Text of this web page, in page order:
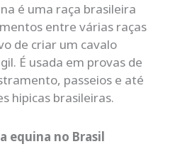
é uma raça brasileira
entre várias raças
de criar um cavalo
É usada em provas de
passeios e até
hipicas brasileiras.
equina no Brasil